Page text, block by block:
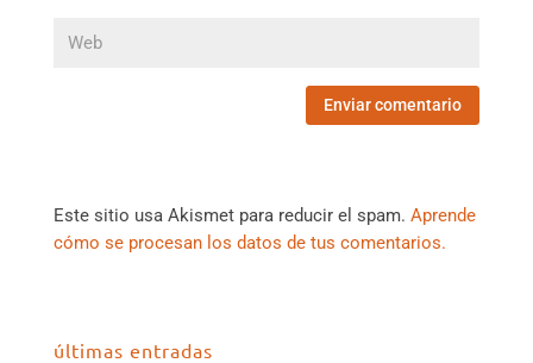
Este sitio usa Akismet para reducir el spam. Aprende
cómo se procesan los datos de tus comentarios.
últimas entradas